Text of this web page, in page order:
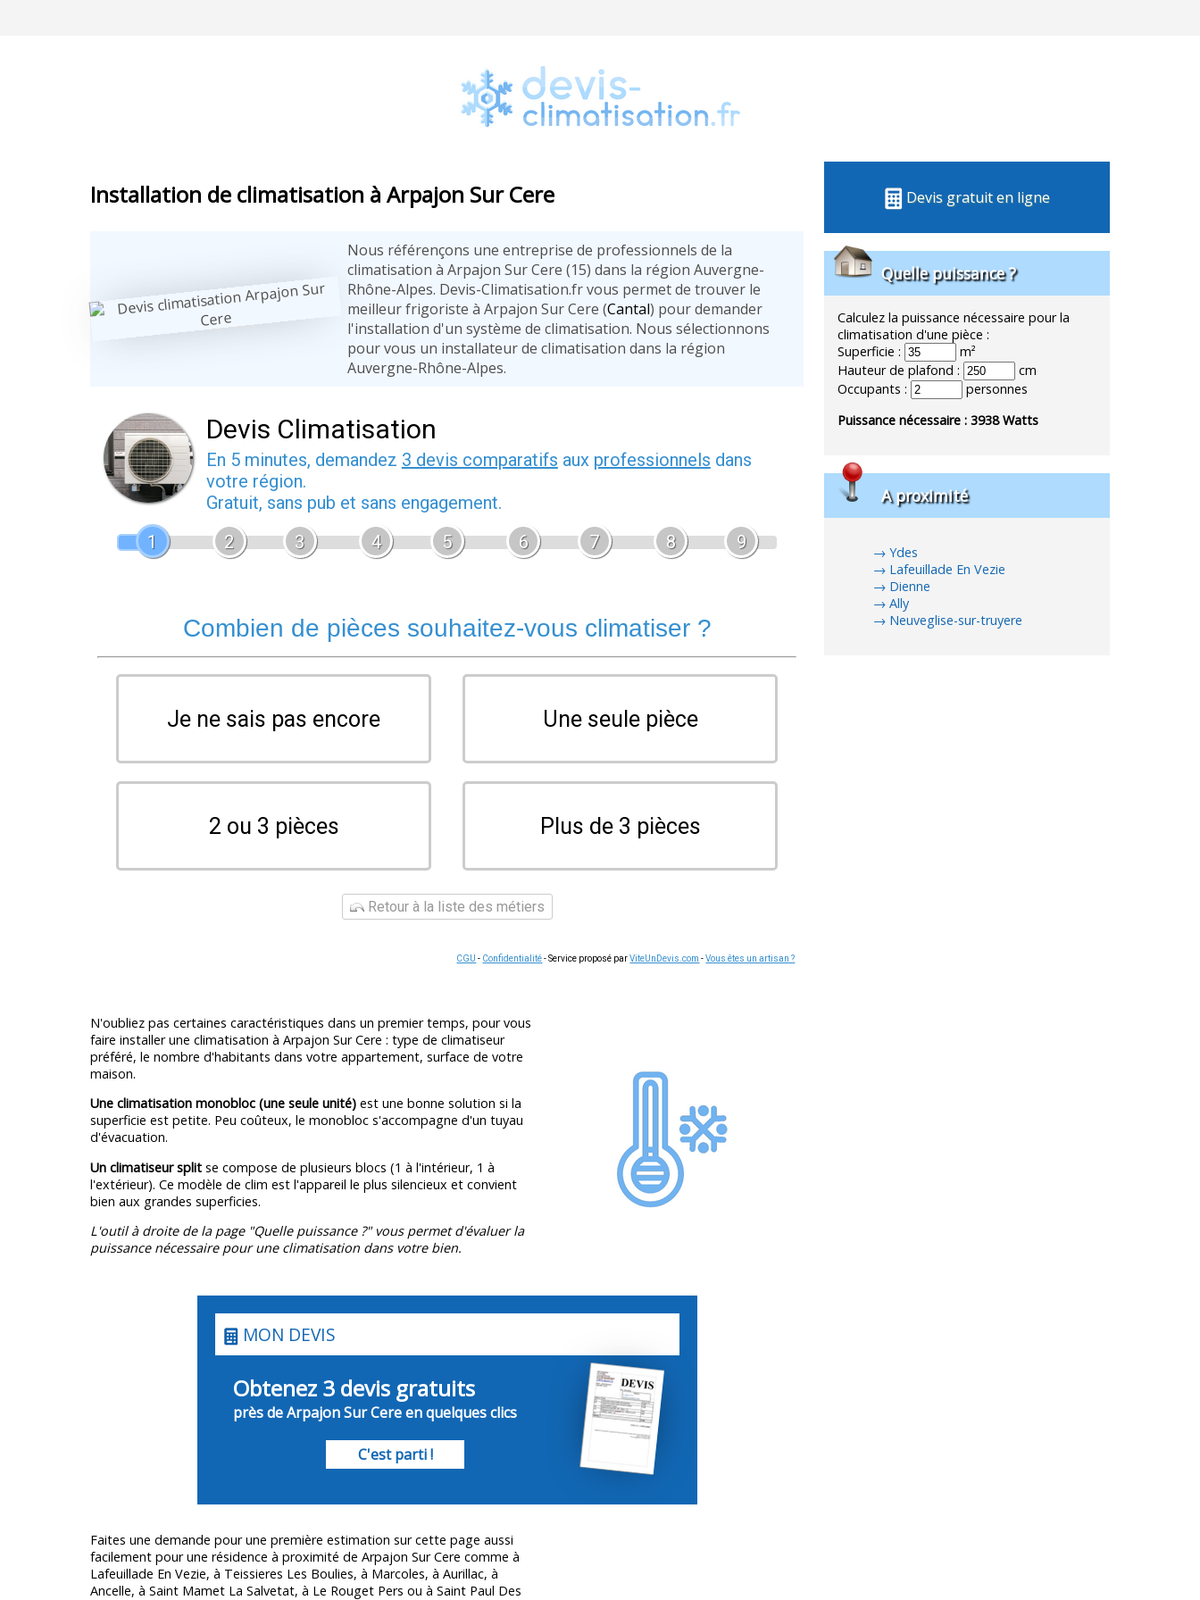
Installation de climatisation à Arpajon Sur Cere
Nous référençons une entreprise de professionnels de la
climatisation à Arpajon Sur Cere (15) dans la région Auvergne-
Rhône-Alpes. Devis-Climatisation.fr vous permet de trouver le
meilleur frigoriste à Arpajon Sur Cere (Cantal) pour demander
l'installation d'un système de climatisation. Nous sélectionnons
pour vous un installateur de climatisation dans la région
Auvergne-Rhône-Alpes.
Devis Climatisation
En 5 minutes, demandez 3 devis comparatifs aux professionnels dans
votre région.
Gratuit, sans pub et sans engagement.
1
2 3 4 5 6 7 8 9
Combien de pièces souhaitez-vous climatiser ?
Je ne sais pas encore Une seule pièce
2 ou 3 pièces Plus de 3 pièces
Retour à la liste des métiers
CGU - Confidentialité- Service proposé parViteUnDevis.com -Vous êtes un artisan ?
N'oubliez pas certaines caractéristiques dans un premier temps, pour vous
faire installer une climatisation à Arpajon Sur Cere : type de climatiseur
préféré, le nombre d'habitants dans votre appartement, surface de votre
maison.
Une climatisation monobloc (une seule unité)est une bonne solution si la
superficie est petite. Peu coûteux, le monobloc s'accompagne d'un tuyau
d'évacuation.
Un climatiseur splitse compose de plusieurs blocs (1 à l'intérieur, 1 à
l'extérieur). Ce modèle de clim est l'appareil le plus silencieux et convient
bien aux grandes superficies.
L'outil à droite de la page "Quelle puissance ?" vous permet d'évaluer la
puissance nécessaire pour une climatisation dans votre bien.
MON DEVIS
Obtenez 3 devis gratuits
près de Arpajon Sur Cere en quelques clics
C'est parti !
Faites une demande pour une première estimation sur cette page aussi
facilement pour une résidence à proximité de Arpajon Sur Cere comme à
Lafeuillade En Vezie, à Teissieres Les Boulies, à Marcoles, à Aurillac, à
Ancelle, à Saint Mamet La Salvetat, à Le Rouget Pers ou à Saint Paul Des
Devis gratuit en ligne
Quelle puissance ?
Calculez la puissance nécessaire pour la
climatisation d'une pièce :
Superficie :
m²
Hauteur de plafond :
cm
Occupants :
personnes
Puissance nécessaire :3938Watts
A proximité
Ydes
Lafeuillade En Vezie
Dienne
Ally
Neuveglise-sur-truyere